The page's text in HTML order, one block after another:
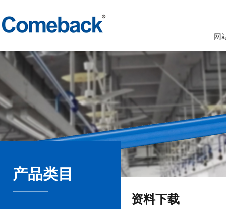
网
产品类目
资料下载